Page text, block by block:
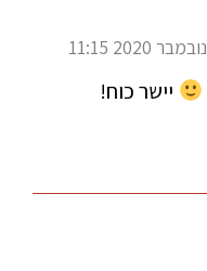
יישר כוח!